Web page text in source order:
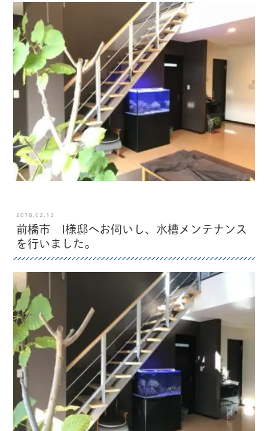
2018.02.13
前橋市 I様邸へお伺いし、水槽メンテナンス
を行いました。